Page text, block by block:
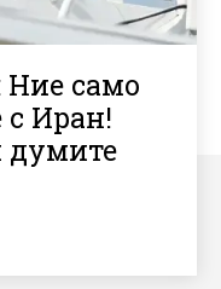
само
с Иран!
думите